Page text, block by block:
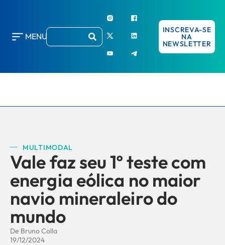
MENU
INSCREVA-SE
NA
NEWSLETTER
MULTIMODAL
Vale faz seu 1º teste com
energia eólica no maior
navio mineraleiro do
mundo
De Bruno Colla
19/12/2024